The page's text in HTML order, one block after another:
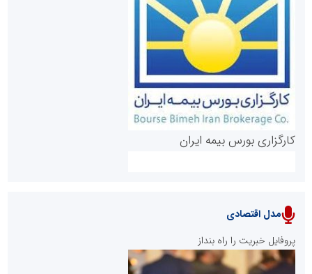
روابط عمومی خبرگزاری گزارش خبر
پایگاه خبری نهضت ملی مسکن
کارگزاری بورس بیمه ایران
مدل اقتصادی
پروفایل خبریت را راه بنداز